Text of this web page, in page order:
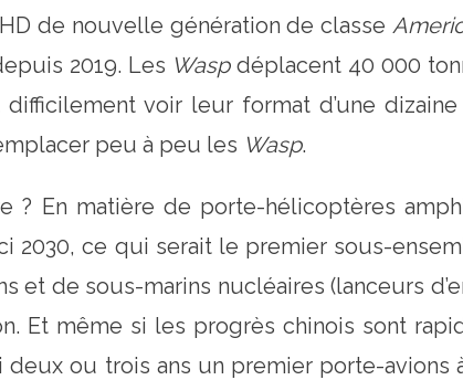
de nouvelle génération de classe
2019. Les Waspdéplacent 40 000
voir leur format d’une
peu à peu les Wasp.
? En matière de porte-hélicoptères
2030, ce qui serait le premier sous-
et de sous-marins nucléaires (lanceurs
Et même si les progrès chinois sont
deux ou trois ans un premier porte-